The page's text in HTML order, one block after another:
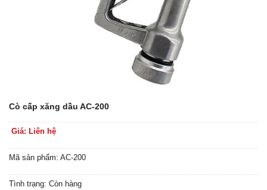
Cò cấp xăng dầu AC-200
Giá: Liên hệ
Mã sản phẩm: AC-200
Tình trạng: Còn hàng